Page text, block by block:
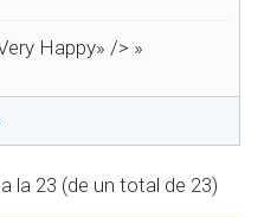
Happy» /> »
la 23 (de un total de 23)